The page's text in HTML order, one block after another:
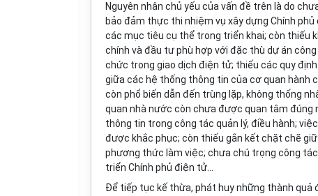
Nguyên nhân chủ yếu của vấn đề trên là do
bảo đảm thực thi nhiệm vụ xây dựng Chính
các mục tiêu cụ thể trong triển khai; còn thiếu
chính và đầu tư phù hợp với đặc thù dự án
chức trong giao dịch điện tử; thiếu các quy
giữa các hệ thống thông tin của cơ quan hành
còn phổ biến dẫn đến trùng lặp, không thống
quan nhà nước còn chưa được quan tâm đúng
thông tin trong công tác quản lý, điều hành;
được khắc phục; còn thiếu gắn kết chặt chẽ
phương thức làm việc; chưa chú trọng công
triển Chính phủ điện tử...
Để tiếp tục kế thừa, phát huy những thành